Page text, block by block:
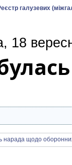
галузевих
18